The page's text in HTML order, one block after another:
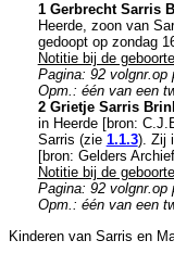
1 Gerbrecht Sarris
Heerde, zoon van
gedoopt op zondag
Notitie bij de
Pagina: 92 volgnr.op
Opm.: één van een
2 Grietje Sarris
in Heerde[bron:
Sarris (zie 1.1.3). Zij
[bron: Gelders Archief
Notitie bij de
Pagina: 92 volgnr.op
Opm.: één van een
Kinderen van Sarris en